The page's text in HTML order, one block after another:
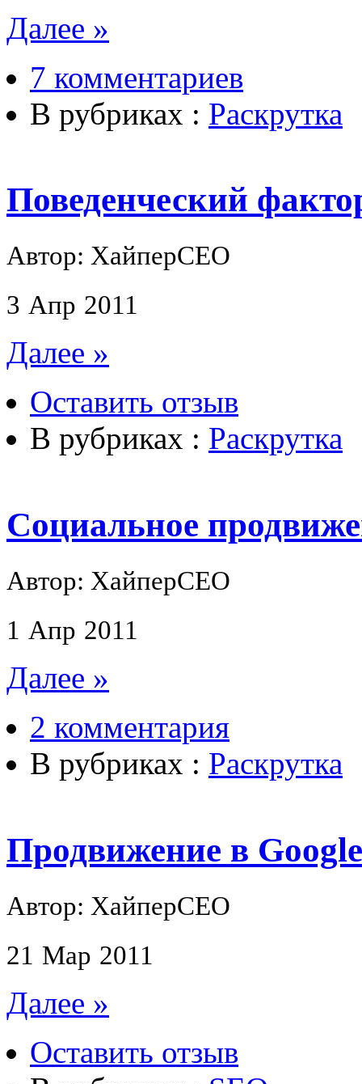
Далее »
7 комментариев
В рубриках : Раскрутка
Поведенческий
Автор: ХайперСЕО
3 Апр 2011
Далее »
Оставить отзыв
В рубриках : Раскрутка
Социальное
Автор: ХайперСЕО
1 Апр 2011
Далее »
2 комментария
В рубриках : Раскрутка
Продвижение в
Автор: ХайперСЕО
21 Мар 2011
Далее »
Оставить отзыв